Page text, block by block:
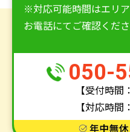
※対応可能時間はエリ
お電話にてご確認くださ
050-
【受付時間
【対応時間